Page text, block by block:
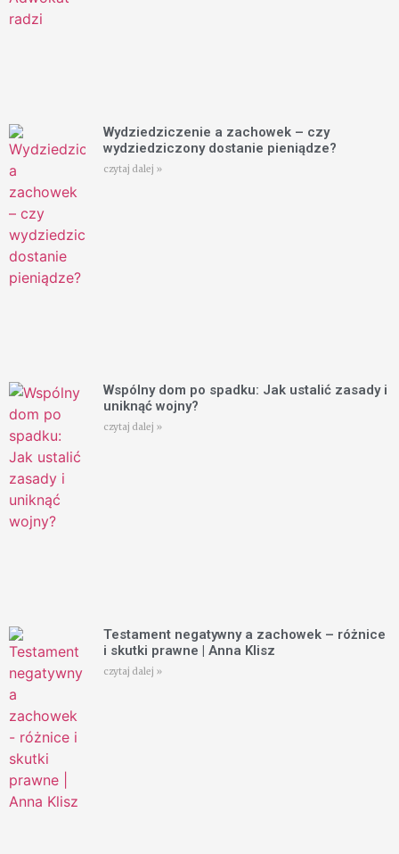
Wydziedziczenie a zachowek – czy
wydziedziczony dostanie pieniądze?
czytaj dalej »
Wspólny dom po spadku: Jak ustalić zasady i
uniknąć wojny?
czytaj dalej »
Testament negatywny a zachowek – różnice
i skutki prawne | Anna Klisz
czytaj dalej »